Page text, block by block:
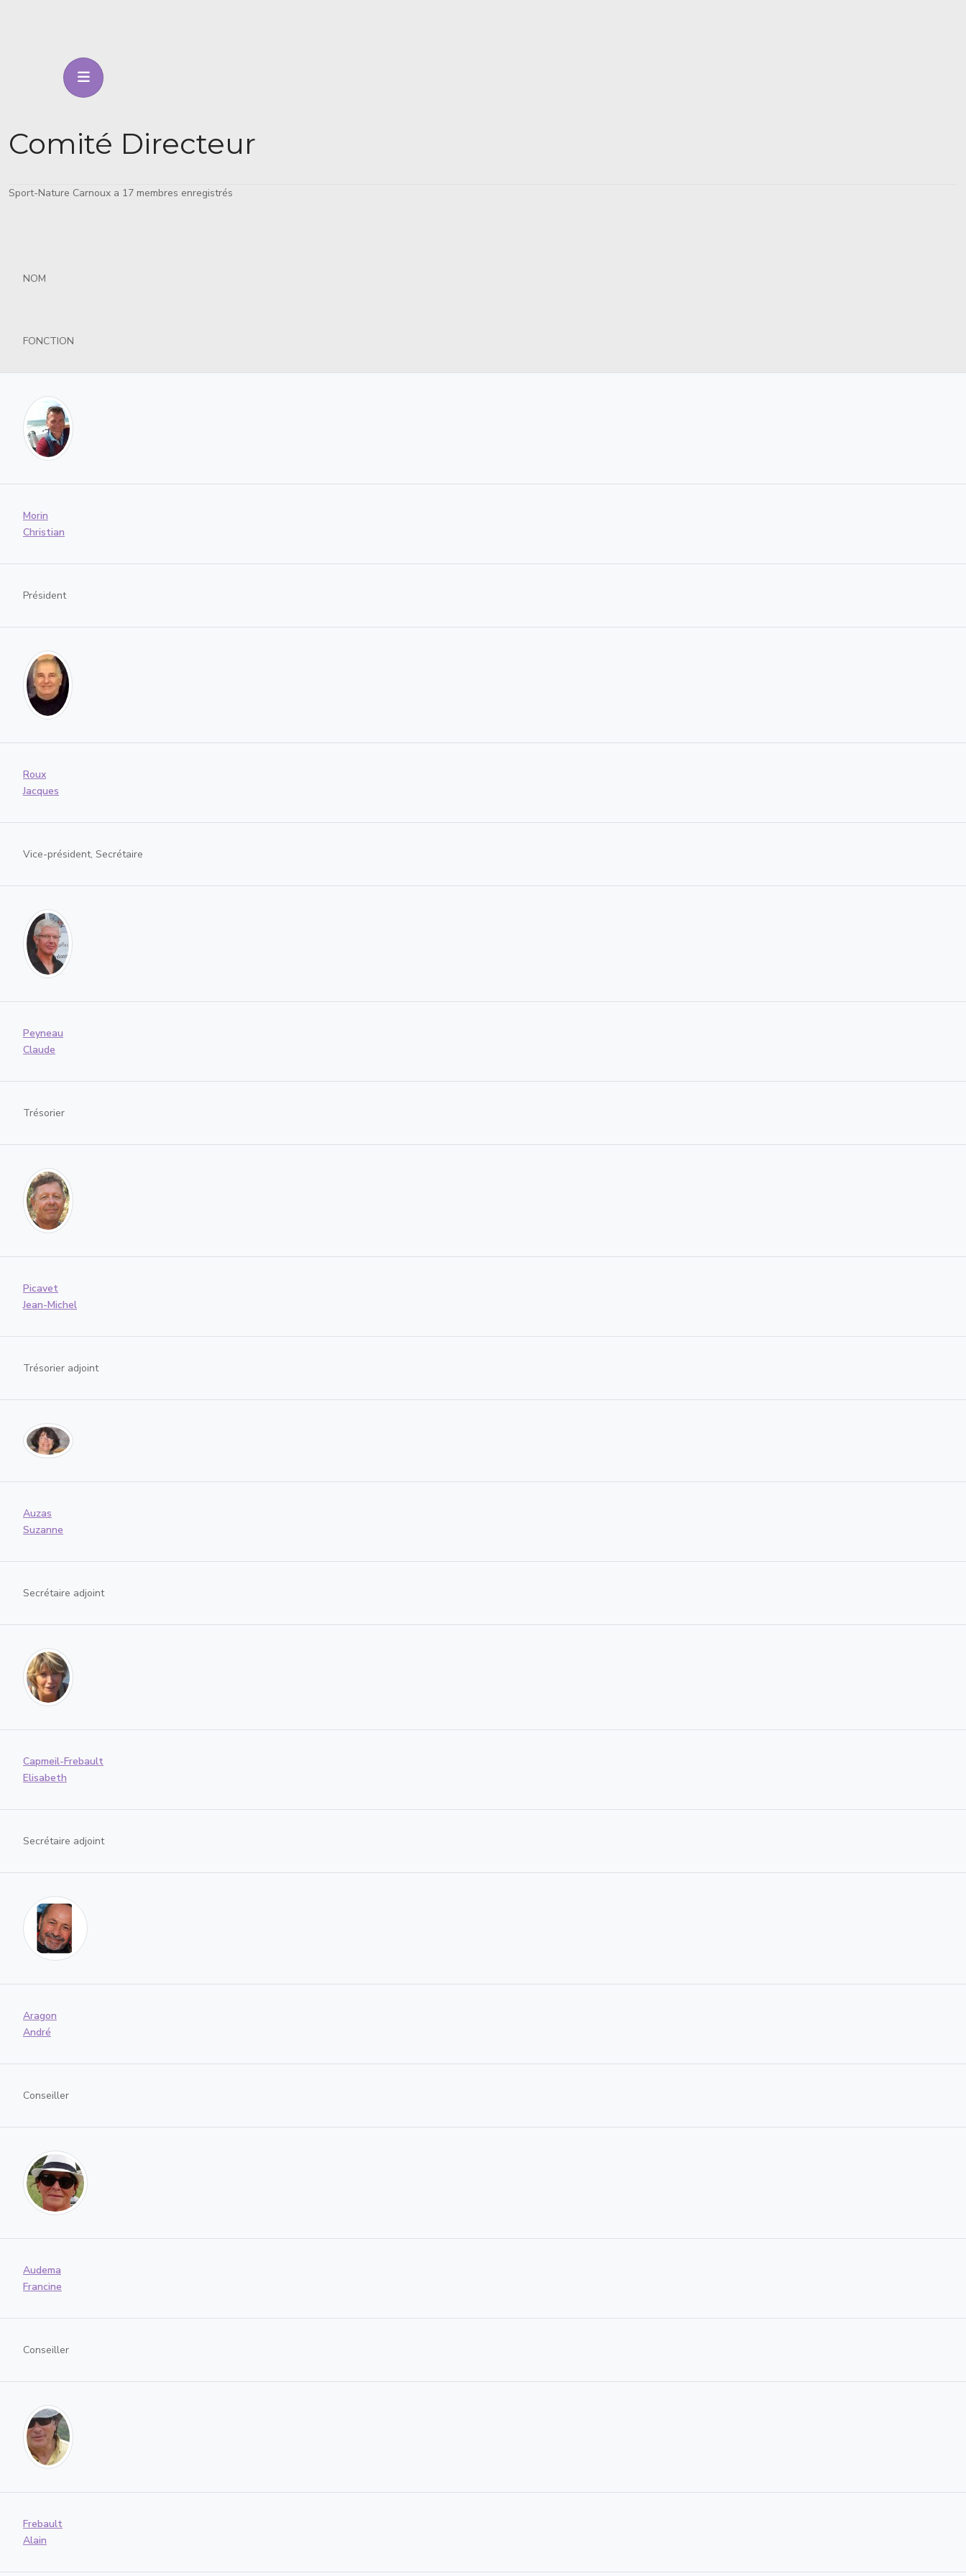
Comité Directeur
Sport-Nature Carnoux a 17 membres enregistrés
NOM
FONCTION
Morin
Christian
Président
Roux
Jacques
Vice-président, Secrétaire
Peyneau
Claude
Trésorier
Picavet
Jean-Michel
Trésorier adjoint
Auzas
Suzanne
Secrétaire adjoint
Capmeil-Frebault
Elisabeth
Secrétaire adjoint
Aragon
André
Conseiller
Audema
Francine
Conseiller
Frebault
Alain